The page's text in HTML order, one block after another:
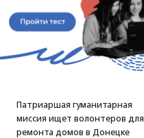
Патриаршая гуманитарная
миссия ищет волонтеров для
ремонта домов в Донецке